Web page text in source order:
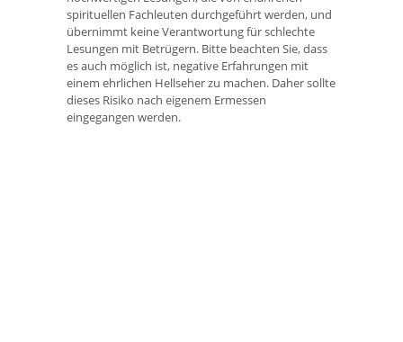
spirituellen Fachleuten durchgeführt werden, und
übernimmt keine Verantwortung für schlechte
Lesungen mit Betrügern. Bitte beachten Sie, dass
es auch möglich ist, negative Erfahrungen mit
einem ehrlichen Hellseher zu machen. Daher sollte
dieses Risiko nach eigenem Ermessen
eingegangen werden.